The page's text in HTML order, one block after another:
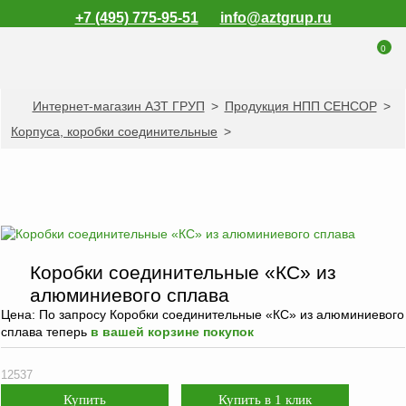
+7 (495) 775-95-51 info@aztgrup.ru
0
КАТАЛОГ ПРОДУКЦИИ
Топливораздаточные
Зарядные станции
Погружные насосы к
ТРК и ГРК
Запасные части к
Электронное
Интернет-магазин АЗТ ГРУП > Продукция НПП СЕНСОР >
Корпуса, коробки соединительные >
Коробки соединительные «КС» из
алюминиевого сплава
Цена: По запросу Коробки соединительные «КС» из алюминиевого
сплава теперь в вашей корзине покупок
12537